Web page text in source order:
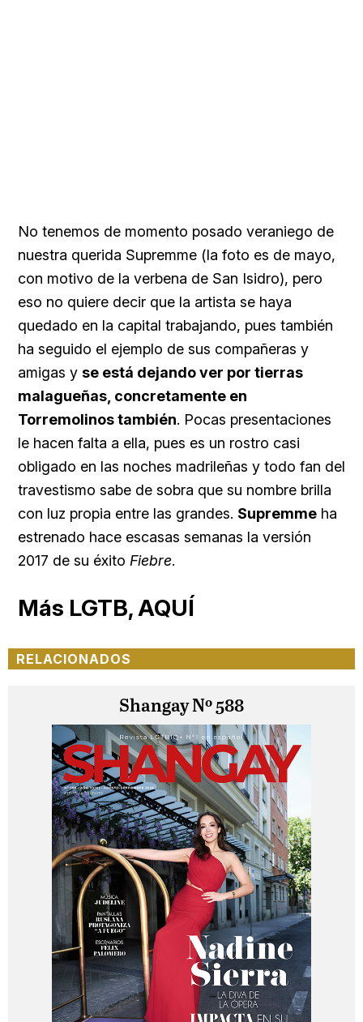
No tenemos de momento posado veraniego de
nuestra querida Supremme (la foto es de mayo,
con motivo de la verbena de San Isidro), pero
eso no quiere decir que la artista se haya
quedado en la capital trabajando, pues también
ha seguido el ejemplo de sus compañeras y
amigas y se está dejando ver por tierras
malagueñas, concretamente en
Torremolinos también. Pocas presentaciones
le hacen falta a ella, pues es un rostro casi
obligado en las noches madrileñas y todo fan del
travestismo sabe de sobra que su nombre brilla
con luz propia entre las grandes. Supremme ha
estrenado hace escasas semanas la versión
2017 de su éxito Fiebre.
Más LGTB, AQUÍ
RELACIONADOS
Shangay Nº 588